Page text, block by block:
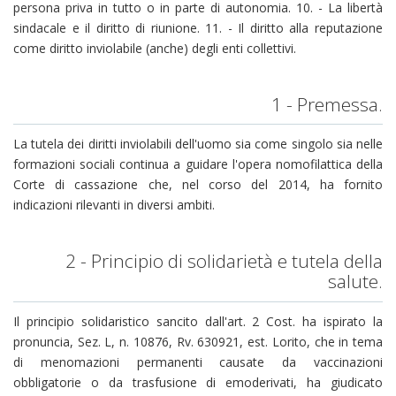
persona priva in tutto o in parte di autonomia. 10. - La libertà
sindacale e il diritto di riunione. 11. - Il diritto alla reputazione
come diritto inviolabile (anche) degli enti collettivi.
1 - Premessa.
La tutela dei diritti inviolabili dell'uomo sia come singolo sia nelle
formazioni sociali continua a guidare l'opera nomofilattica della
Corte di cassazione che, nel corso del 2014, ha fornito
indicazioni rilevanti in diversi ambiti.
2 - Principio di solidarietà e tutela della
salute.
Il principio solidaristico sancito dall'art. 2 Cost. ha ispirato la
pronuncia, Sez. L, n. 10876, Rv. 630921, est. Lorito, che in tema
di menomazioni permanenti causate da vaccinazioni
obbligatorie o da trasfusione di emoderivati, ha giudicato